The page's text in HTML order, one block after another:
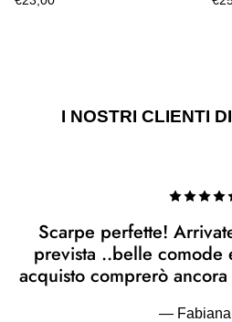
I NOSTRI CLIENTI
Scarpe perfette!
prevista ..belle comode
acquisto comprerò
— Fabiana